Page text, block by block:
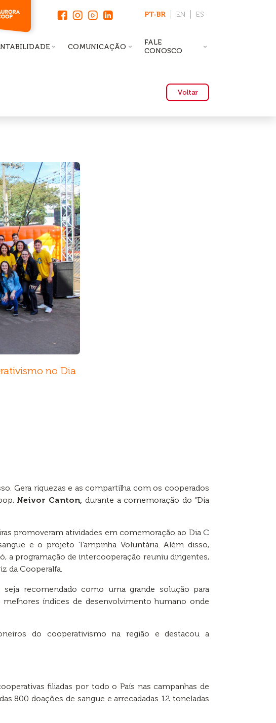
PT-BR EN ES
COMUNICAÇÃO
FALE
CONOSCO
Voltar
no Dia
Gera riquezas e as compartilha com os cooperados
Neivor Canton, durante a comemoração do “Dia
promoveram atividades em comemoração ao Dia C
e o projeto Tampinha Voluntária. Além disso,
a programação de intercooperação reuniu dirigentes,
da Cooperalfa.
recomendado como uma grande solução para
índices de desenvolvimento humano onde
do cooperativismo na região e destacou a
filiadas por todo o País nas campanhas de
800 doações de sangue e arrecadadas 12 toneladas